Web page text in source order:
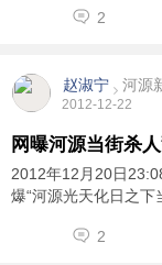
2
赵淑宁 河源
2012-12-22
网曝河源当街杀
2012年12月20日23:08南方日报 南方日报
爆“河源光天化日之下
20日发布《河源市公
《通报》，两名处警
2